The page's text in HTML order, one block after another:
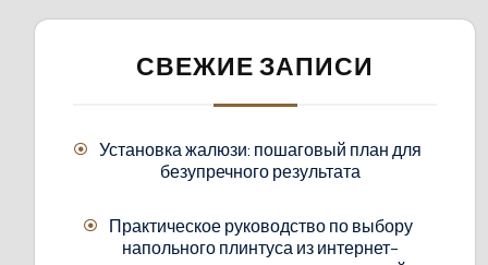
СВЕЖИЕ ЗАПИСИ
Установка жалюзи: пошаговый план для
безупречного результата
Практическое руководство по выбору
напольного плинтуса из интернет-